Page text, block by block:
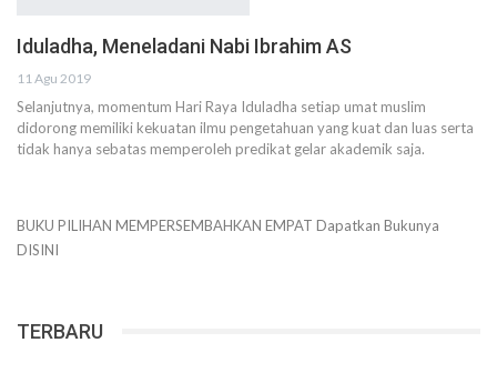
Iduladha, Meneladani Nabi Ibrahim AS
11 Agu 2019
Selanjutnya, momentum Hari Raya Iduladha setiap umat muslim
didorong memiliki kekuatan ilmu pengetahuan yang kuat dan luas serta
tidak hanya sebatas memperoleh predikat gelar akademik saja.
BUKU PILIHAN MEMPERSEMBAHKAN EMPAT Dapatkan Bukunya
DISINI
TERBARU